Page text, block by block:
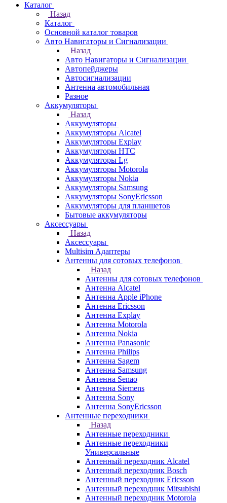
Каталог
Назад
Каталог
Основной каталог товаров
Авто Навигаторы и Сигнализации
Назад
Авто Навигаторы и Сигнализации
Автопейджеры
Автосигнализации
Антенна автомобильная
Разное
Аккумуляторы
Назад
Аккумуляторы
Аккумуляторы Alcatel
Аккумуляторы Explay
Аккумуляторы HTC
Аккумуляторы Lg
Аккумуляторы Motorola
Аккумуляторы Nokia
Аккумуляторы Samsung
Аккумуляторы SonyEricsson
Аккумуляторы для планшетов
Бытовые аккумуляторы
Аксессуары
Назад
Аксессуары
Multisim Адаптеры
Антенны для сотовых телефонов
Назад
Антенны для сотовых телефонов
Антенна Alcatel
Антенна Apple iPhone
Антенна Ericsson
Антенна Explay
Антенна Motorola
Антенна Nokia
Антенна Panasonic
Антенна Philips
Антенна Sagem
Антенна Samsung
Антенна Senao
Антенна Siemens
Антенна Sony
Антенна SonyEricsson
Антенные переходники
Назад
Антенные переходники
Антенные переходники
Универсальные
Антенный переходник Alcatel
Антенный переходник Bosch
Антенный переходник Ericsson
Антенный переходник Mitsubishi
Антенный переходник Motorola